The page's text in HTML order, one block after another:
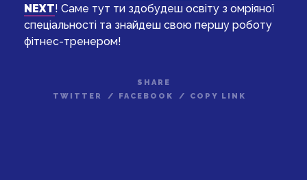
NEXT! Саме тут ти здобудеш освіту з омріяної
спеціальності та знайдеш свою першу роботу
фітнес-тренером!
SHARE
TWITTER
/ FACEBOOK / COPY LINK